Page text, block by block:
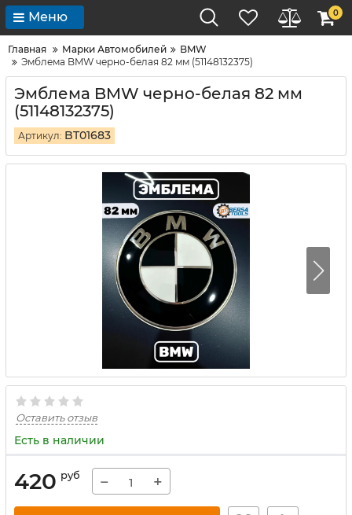
Меню 0
Главная Марки Автомобилей
BMW
Эмблема BMW черно-белая 82 мм (51148132375)
Эмблема BMW черно-белая 82 мм
(51148132375)
Артикул: BT01683
Оставить отзыв
Есть в наличии
420 руб − +